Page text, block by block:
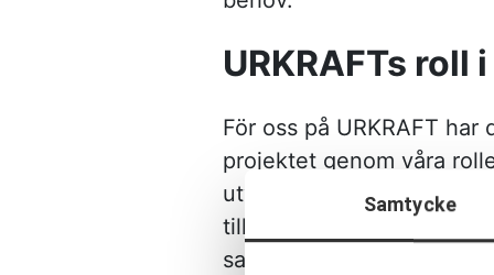
Samtycke
URKRAFTs
För oss på URKRAFT
projektet genom våra
utvecklingskonsulter och
tillsammans med
samverkan redan från